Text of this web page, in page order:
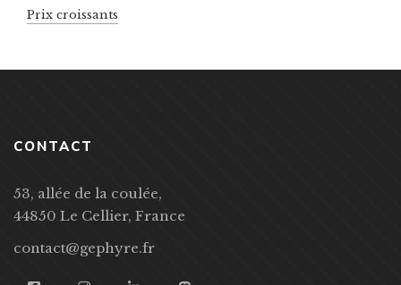
Prix croissants
CONTACT
53, allée de la coulée,
44850 Le Cellier, France
contact@gephyre.fr